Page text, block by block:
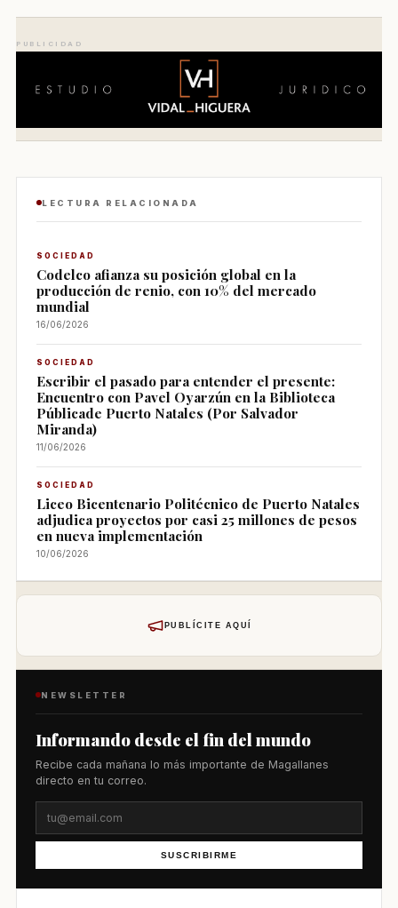
PUBLICIDAD
LECTURA RELACIONADA
SOCIEDAD
Codelco afianza su posición global en la
producción de renio, con 10% del mercado
mundial
16/06/2026
SOCIEDAD
Escribir el pasado para entender el presente:
Encuentro con Pavel Oyarzún en la Biblioteca
Públicade Puerto Natales (Por Salvador
Miranda)
11/06/2026
SOCIEDAD
Liceo Bicentenario Politécnico de Puerto Natales
adjudica proyectos por casi 25 millones de pesos
en nueva implementación
10/06/2026
PUBLÍCITE AQUÍ
NEWSLETTER
Informando desde el fin del mundo
Recibe cada mañana lo más importante de Magallanes
directo en tu correo.
SUSCRIBIRME